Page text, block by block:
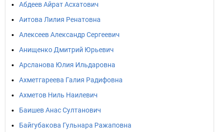
Абдеев Айрат Асхатович
Аитова Лилия Ренатовна
Алексеев Александр Сергеевич
Анищенко Дмитрий Юрьевич
Арсланова Юлия Ильдаровна
Ахметгареева Галия Радифовна
Ахметов Ниль Наилевич
Баишев Анас Султанович
Байгубакова Гульнара Ражаповна